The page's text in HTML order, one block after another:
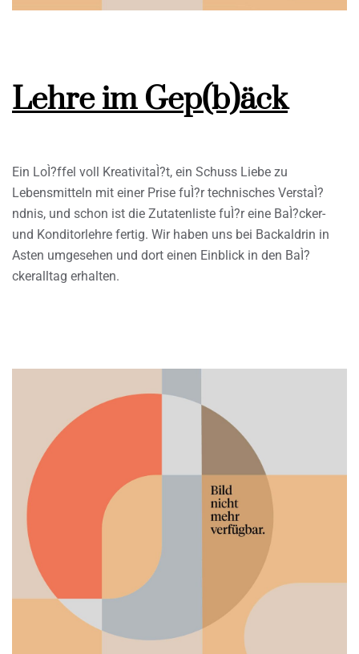
Lehre im Gep(b)äck
Ein LoÌ?ffel voll KreativitaÌ?t, ein Schuss Liebe zu
Lebensmitteln mit einer Prise fuÌ?r technisches VerstaÌ?
ndnis, und schon ist die Zutatenliste fuÌ?r eine BaÌ?cker-
und Konditorlehre fertig. Wir haben uns bei Backaldrin in
Asten umgesehen und dort einen Einblick in den BaÌ?
ckeralltag erhalten.